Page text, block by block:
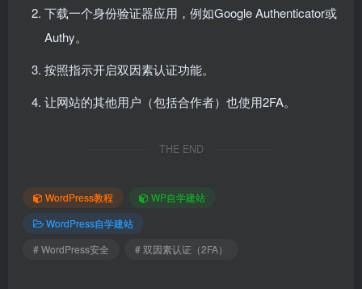
下载一个身份验证器应用，例如Google Authenticator或
Authy。
按照指示开启双因素认证功能。
让网站的其他用户（包括合作者）也使用2FA。
THE END
WordPress教程
WP自学建站
WordPress自学建站
# WordPress安全
# 双因素认证（2FA）